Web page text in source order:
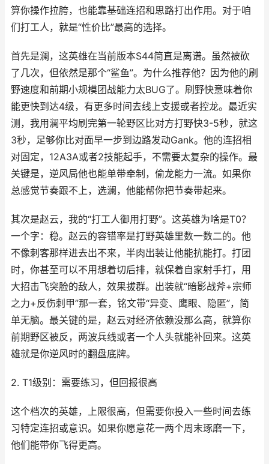
算你操作拉胯，也能靠基础连招和思路打出作用。对于咱
们打工人，就是“性价比”最高的选择。
首先是澜，这英雄在当前版本S44简直是离谱。虽然被砍
了几次，但依然是那个“鲨鱼”。为什么推荐他？因为他的刷
野速度和前期小规模团战能力太BUG了。刷野快意味着你
能更快到达4级，有更多时间去线上支援或者控龙。最近实
测，我用澜平均刷完第一轮野区比对方打野快3-5秒，就这
3秒，足够你比对面早一步到边路发动Gank。他的连招相
对固定，12A3A或者2技能起手，不需要太复杂的操作。最
关键是，逆风局他也能单带牵制，偷龙能力一流。如果你
总感觉节奏跟不上，选澜，他能帮你把节奏带起来。
其次是赵云，我的“打工人御用打野”。这英雄为啥是T0？
一个字：稳。赵云的容错率是打野英雄里数一数二的。他
不像刺客那样进去出不来，半肉出装让他能抗能打。打团
时，你甚至可以不用想着切后排，就保着自家射手打，用
大招击飞突脸的敌人，效果拔群。出装就“暗影战斧+宗师
之力+反伤刺甲”那一套，铭文带“异变、鹰眼、隐匿”，简
单无脑。最关键的是，赵云对经济依赖没那么高，就算你
前期野区被反，两波兵线或者一个人头就能补回来。这英
雄就是你逆风时的翻盘底牌。
2. T1级别：需要练习，但回报很高
这个档次的英雄，上限很高，但需要你投入一些时间去练
习特定连招或意识。如果你愿意花一两个周末琢磨一下，
他们能带你飞得更高。